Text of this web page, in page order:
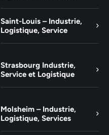
Saint-Louis – Industrie,
Logistique, Service
Strasbourg Industrie,
Service et Logistique
Molsheim – Industrie,
Logistique, Services